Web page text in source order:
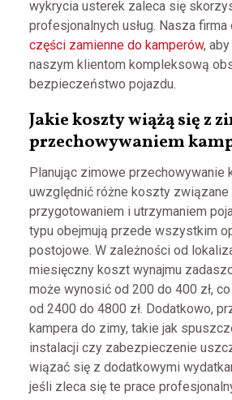
wykrycia usterek zaleca się
profesjonalnych usług. Nasza firma
części zamienne do kamperów,
naszym klientom kompleksową
bezpieczeństwo pojazdu.
Jakie koszty wiążą się z
przechowywaniem
Planując zimowe przechowywanie
uwzględnić różne koszty związane
przygotowaniem i utrzymaniem
typu obejmują przede wszystkim
postojowe. W zależności od
miesięczny koszt wynajmu
może wynosić od 200 do 400 zł,
od 2400 do 4800 zł. Dodatkowo,
kampera do zimy, takie jak
instalacji czy zabezpieczenie
wiązać się z dodatkowymi
jeśli zleca się te prace